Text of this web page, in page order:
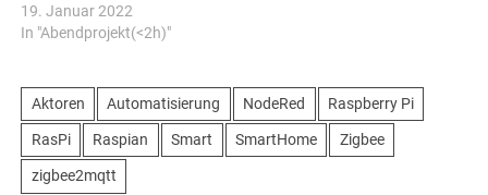
19. Januar 2022
In "Abendprojekt(<2h)"
Aktoren Automatisierung NodeRed Raspberry Pi
RasPi Raspian Smart SmartHome Zigbee
zigbee2mqtt